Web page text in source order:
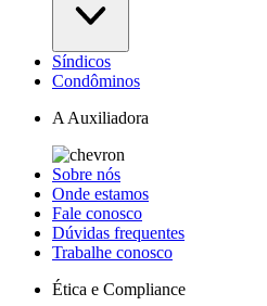
Síndicos
Condôminos
A Auxiliadora
Sobre nós
Onde estamos
Fale conosco
Dúvidas frequentes
Trabalhe conosco
Ética e Compliance